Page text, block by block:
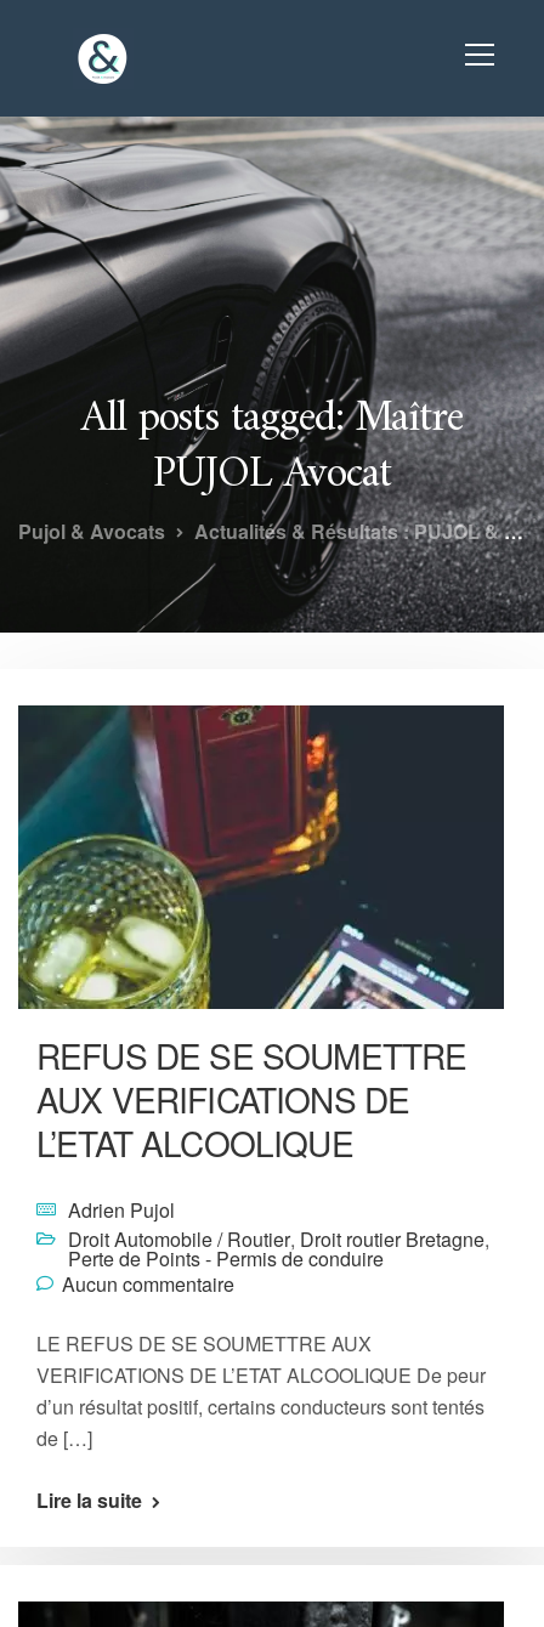
All posts tagged: Maître
PUJOL Avocat
Pujol & Avocats Actualités & Résultats : PUJOL & Avocats
REFUS DE SE SOUMETTRE
AUX VERIFICATIONS DE
L’ETAT ALCOOLIQUE
Adrien Pujol
Droit Automobile / Routier, Droit routier Bretagne,
Perte de Points - Permis de conduire
Aucun commentaire
LE REFUS DE SE SOUMETTRE AUX
VERIFICATIONS DE L’ETAT ALCOOLIQUE De peur
d’un résultat positif, certains conducteurs sont tentés
de […]
Lire la suite